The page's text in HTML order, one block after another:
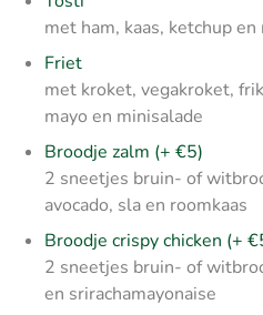
met ham, kaas, ketchup
Friet
met kroket, vegakroket,
mayo en minisalade
Broodje zalm (+ €5)
2 sneetjes bruin- of
avocado, sla en roomkaas
Broodje crispy chicken (+
2 sneetjes bruin- of
en srirachamayonaise